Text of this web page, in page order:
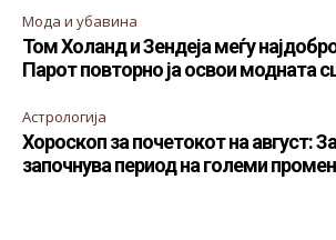
Мода и убавина
Том Холанд и Зендеја меѓу
Парот повторно ја освои модната
Астрологија
Хороскоп за почетокот на август:
започнува период на големи